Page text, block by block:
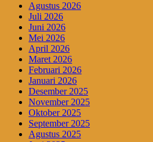
Agustus 2026
Juli 2026
Juni 2026
Mei 2026
April 2026
Maret 2026
Februari 2026
Januari 2026
Desember 2025
November 2025
Oktober 2025
September 2025
Agustus 2025